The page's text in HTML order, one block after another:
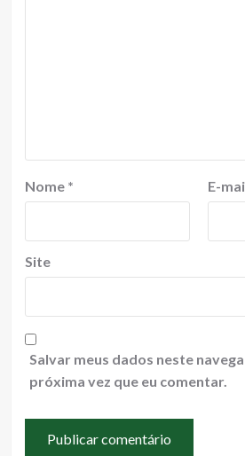
Nome * E-
Site
Salvar meus dados neste
próxima vez que eu comentar.